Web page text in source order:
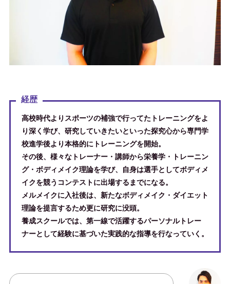
経歴
高校時代よりスポーツの補強で行ってたトレーニングをよ
り深く学び、研究していきたいといった探究心から専門学
校進学後より本格的にトレーニングを開始。
その後、様々なトレーナー・講師から栄養学・トレーニン
グ・ボディメイク理論を学び、自身は選手としてボディメ
イクを競うコンテストに出場するまでになる。
メルメイクに入社後は、新たなボディメイク・ダイエット
理論を提言するため更に研究に没頭。
養成スクールでは、第一線で活躍するパーソナルトレー
ナーとして経験に基づいた実践的な指導を行なっていく。